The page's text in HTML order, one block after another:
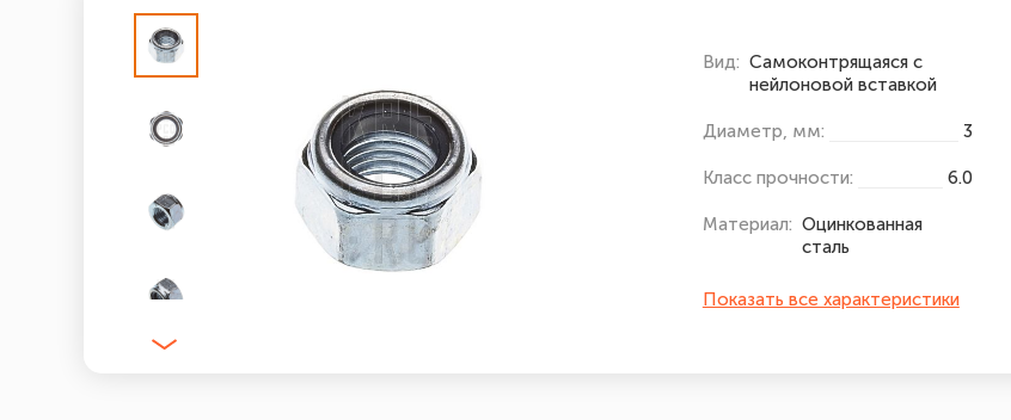
Вид: Самоконтрящаяся с
нейлоновой вставкой
Диаметр, мм: 3
Класс прочности: 6.0
Материал: Оцинкованная
сталь
Показать все характеристики